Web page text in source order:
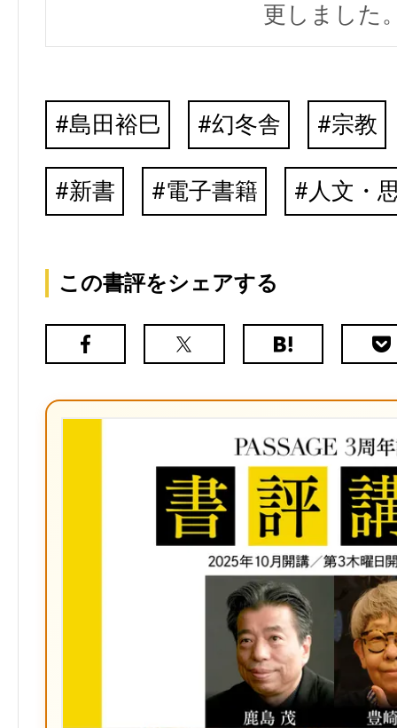
更しました
島田裕巳 幻冬舎 宗教
新書 電子書籍 人文・
この書評をシェアする
Facebook
X（旧
は
ク
マ
ー
ク